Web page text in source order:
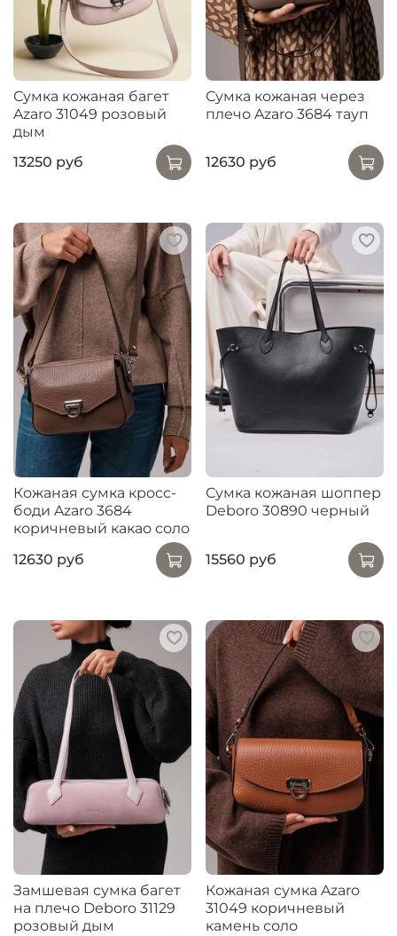
Сумка кожаная багет
Azaro 31049 розовый
дым
13250 руб
Сумка кожаная через
плечо Azaro 3684 тауп
12630 руб
Кожаная сумка кросс-
боди Azaro 3684
коричневый какао соло
12630 руб
Сумка кожаная шоппер
Deboro 30890 черный
15560 руб
Замшевая сумка багет
на плечо Deboro 31129
розовый дым
Кожаная сумка Azaro
31049 коричневый
камень соло